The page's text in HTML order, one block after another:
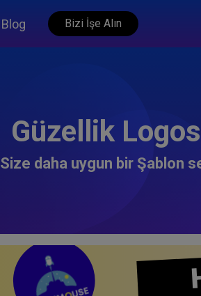
Blog Bizi İşe Alın
Güzellik
Size daha uygun bir Şablon